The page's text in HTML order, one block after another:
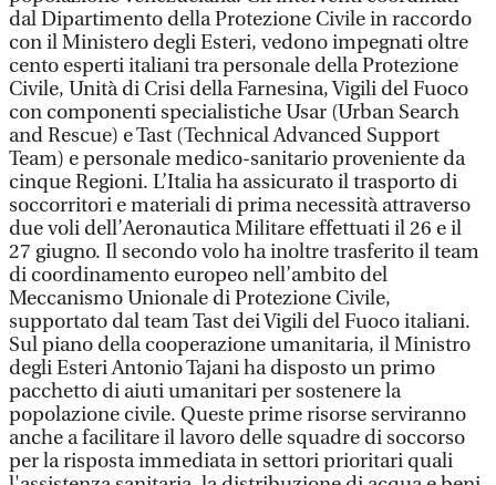
dal Dipartimento della Protezione Civile in raccordo
con il Ministero degli Esteri, vedono impegnati oltre
cento esperti italiani tra personale della Protezione
Civile, Unità di Crisi della Farnesina, Vigili del Fuoco
con componenti specialistiche Usar (Urban Search
and Rescue) e Tast (Technical Advanced Support
Team) e personale medico-sanitario proveniente da
cinque Regioni. L’Italia ha assicurato il trasporto di
soccorritori e materiali di prima necessità attraverso
due voli dell’Aeronautica Militare effettuati il 26 e il
27 giugno. Il secondo volo ha inoltre trasferito il team
di coordinamento europeo nell’ambito del
Meccanismo Unionale di Protezione Civile,
supportato dal team Tast dei Vigili del Fuoco italiani.
Sul piano della cooperazione umanitaria, il Ministro
degli Esteri Antonio Tajani ha disposto un primo
pacchetto di aiuti umanitari per sostenere la
popolazione civile. Queste prime risorse serviranno
anche a facilitare il lavoro delle squadre di soccorso
per la risposta immediata in settori prioritari quali